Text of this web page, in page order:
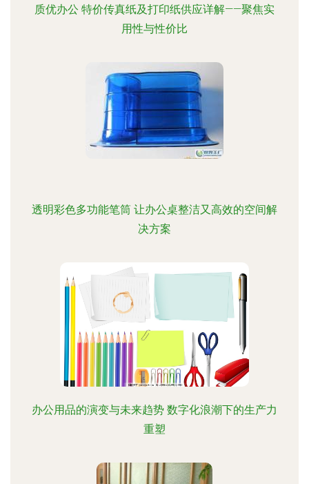
质优办公 特价传真纸及打印纸供应详解——聚焦实
用性与性价比
透明彩色多功能笔筒 让办公桌整洁又高效的空间解
决方案
办公用品的演变与未来趋势 数字化浪潮下的生产力
重塑